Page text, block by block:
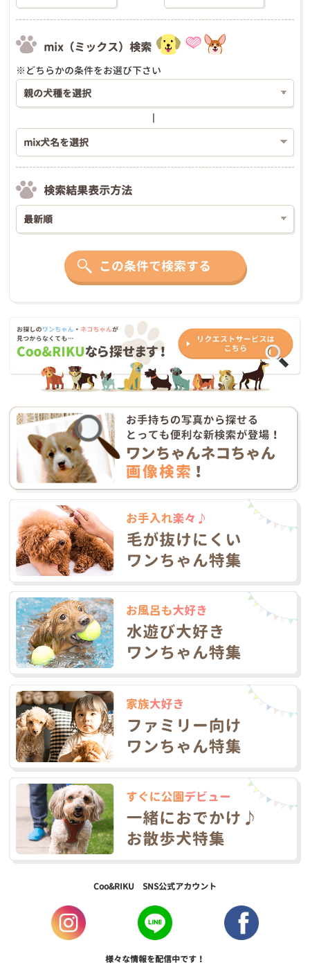
mix（ミックス）検索
※どちらかの条件をお選び下さい
検索結果表示方法
この条件で検索する
Coo&RIKU SNS公式アカウント
様々な情報を配信中です！